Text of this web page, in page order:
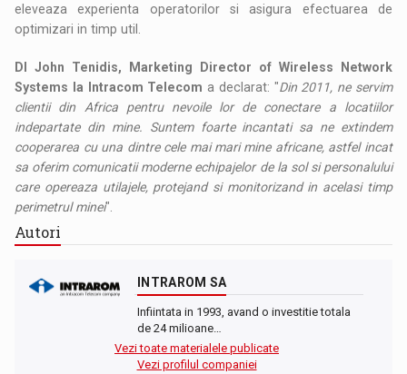
eleveaza experienta operatorilor si asigura efectuarea de
optimizari in timp util.
Dl John Tenidis, Marketing Director of Wireless Network
Systems la Intracom Telecom a declarat: "Din 2011, ne servim
clientii din Africa pentru nevoile lor de conectare a locatiilor
indepartate din mine. Suntem foarte incantati sa ne extindem
cooperarea cu una dintre cele mai mari mine africane, astfel incat
sa oferim comunicatii moderne echipajelor de la sol si personalului
care opereaza utilajele, protejand si monitorizand in acelasi timp
perimetrul minei".
Autori
INTRAROM SA
Infiintata in 1993, avand o investitie totala
de 24 milioane…
Vezi toate materialele publicate
Vezi profilul companiei